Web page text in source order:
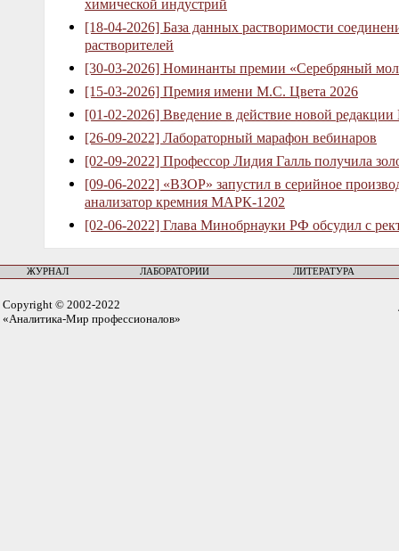
химической индустрий
[18-04-2026] База данных растворимости
растворителей
[30-03-2026] Номинанты премии «Серебряный
[15-03-2026] Премия имени М.С. Цвета 2026
[01-02-2026] Введение в действие новой
[26-09-2022] Лабораторный марафон вебинаров
[02-09-2022] Профессор Лидия Галль получила
[09-06-2022] «ВЗОР» запустил в серийное
анализатор кремния МАРК-1202
[02-06-2022] Глава Минобрнауки РФ обсудил с
ЖУРНАЛ ЛАБОРАТОРИИ ЛИТЕРАТУРА
Copyright © 2002-2022
«Аналитика-Мир профессионалов»